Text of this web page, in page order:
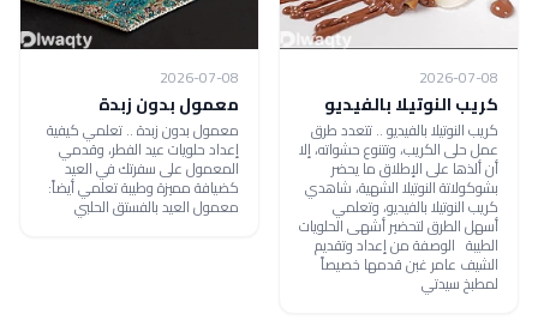
2026-07-08
كريب النوتيلا بالفيديو
كريب النوتيلا بالفيديو .. تتعدد طرق
عمل حلى الكريب، وتتنوع حشواته، إلا
أن ألذها على الإطلاق ما يحضر
بشوكولاتة النوتيلا الشهية، شاهدي
كريب النوتيلا بالفيديو، وتعلمي
أسهل الطرق لتحضير أشهى الحلويات
الطيبة الوصفة من إعداد وتقديم
الشيف عامر غبن قدمها خصيصاً
لمطبخ سيدتي
2026-07-08
معمول بدون زبدة
معمول بدون زبدة .. تعلمي كيفية
إعداد حلويات عيد الفطر، وقدمي
المعمول على سفرتك في العيد
كضيافة مميزة وطيبة تعلمي أيضاً:
معمول العيد بالفستق الحلبي